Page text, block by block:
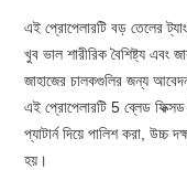
এই প্রোপেলারটি বড় তেলের
খুব ভাল শারীরিক বৈশিষ্ট্য এবং
জাহাজের চালকগুলির জন্য
এই প্রোপেলারটি 5 ব্লেড
প্যাটার্ন দিয়ে পালিশ করা, উচ্চ
হয়।